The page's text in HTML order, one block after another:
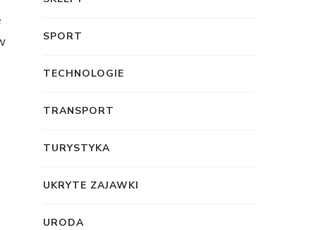
SPORT
TECHNOLOGIE
TRANSPORT
TURYSTYKA
UKRYTE ZAJAWKI
URODA